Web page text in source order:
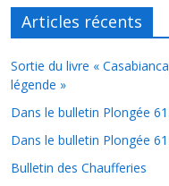
Articles récents
Sortie du livre «
légende »
Dans le bulletin Plongée
Dans le bulletin Plongée
Bulletin des Chaufferies